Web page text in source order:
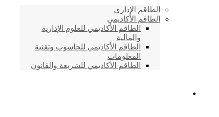
الطاقم الإداري
الطاقم الأكاديمي
الطاقم الأكاديمي للعلوم الإدارية
والمالية
الطاقم الأكاديمي للحاسوب وتقنية
المعلومات
الطاقم الأكاديمي للشريعة والقانون